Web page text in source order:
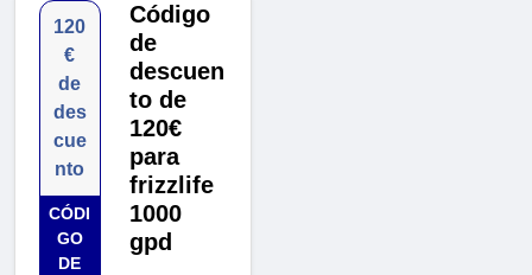
120
€
de
des
cue
nto
CÓDI
GO
DE
Código
de
descuen
to de
120€
para
frizzlife
1000
gpd